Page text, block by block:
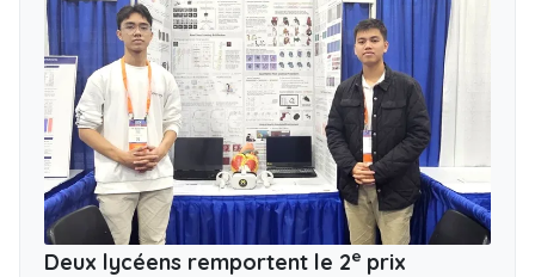
Deux lycéens remportent le 2e prix